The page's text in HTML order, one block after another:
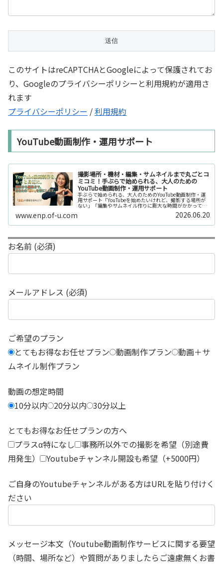
このサイトはreCAPTCHAとGoogleによって保護されてお
り、Googleのプライバシーポリシーと利用規約が適用さ
れます
プライバシーポリシー /利用規約
YouTube動画制作・運用サポート
撮影場所・機材・編集・サムネイルまで丸ごとコ
ミコミ！手ぶらで始められる、大人のための
YouTube動画制作・運用サポート
手ぶらで始められる、大人のためのYouTube動画制作・運
用サポート「YouTubeを始めたいけれど、撮影する場所が
ない」「編集やサムネイル作りに膨大な時間がかかって長
続きしない」「機材を揃えるだけで何万円もかかってしま
www.enp.of-u.com 2026.06.20
お名前 (必須)
メールアドレス (必須)
ご希望のプラン
とてもお得なお任せプラン 動画制作プラン 動画＋サ
ムネイル制作プラン
動画の想定時間
10分以内
20分以内 30分以上
とてもお得なお任せプランの方へ
プラスα特になし
事務所以外での撮影を希望（別途費
用発生）
Youtubeチャンネル開設も希望（+5000円）
ご自身のYoutubeチャンネルがある方はURLを貼り付けく
ださい
メッセージ本文（Youtube動画制作サービスに関する要望
（時間、場所など）や質問がありましたらご遠慮無くお書